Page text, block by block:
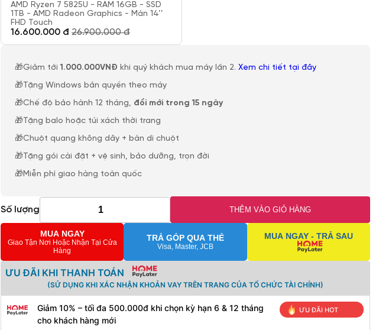
AMD Ryzen 7 5825U - RAM 16GB - SSD
1TB - AMD Radeon Graphics - Màn 14’’
FHD Touch
16.600.000 đ 26.900.000 đ
🎁Giảm tới 1.000.000VNĐ khi quý khách mua máy lần 2. Xem chi tiết tại đây
🎁Tặng Windows bản quyền theo máy
🎁Chế độ bảo hành 12 tháng, đổi mới trong 15 ngày
🎁Tặng balo hoặc túi xách thời trang
🎁Chuột quang không dây + bàn di chuột
🎁Tặng gói cài đặt + vệ sinh, bảo dưỡng, trọn đời
🎁Miễn phí giao hàng toàn quốc
Số lượng THÊM VÀO GIỎ HÀNG
MUA NGAY
Giao Tận Nơi Hoặc Nhận Tại Cửa
Hàng
TRẢ GÓP QUA THẺ
Visa, Master, JCB
MUA NGAY - TRẢ SAU
ƯU ĐÃI KHI THANH TOÁN
(SỬ DỤNG KHI XÁC NHẬN KHOẢN VAY TRÊN TRANG CỦA TỔ CHỨC TÀI CHÍNH)
Giảm 10% – tối đa 500.000đ khi chọn kỳ hạn 6 & 12 tháng
cho khách hàng mới
ƯU ĐÃI HOT